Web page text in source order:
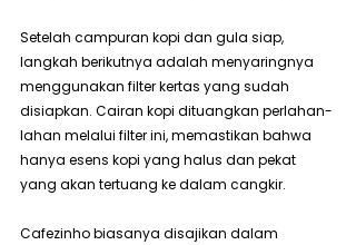
Setelah campuran kopi dan gula siap,
langkah berikutnya adalah menyaringnya
menggunakan filter kertas yang sudah
disiapkan. Cairan kopi dituangkan perlahan-
lahan melalui filter ini, memastikan bahwa
hanya esens kopi yang halus dan pekat
yang akan tertuang ke dalam cangkir.
Cafezinho biasanya disajikan dalam